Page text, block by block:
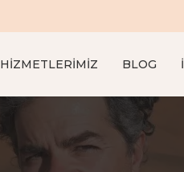
HIZMETLERIMIZ BLOG